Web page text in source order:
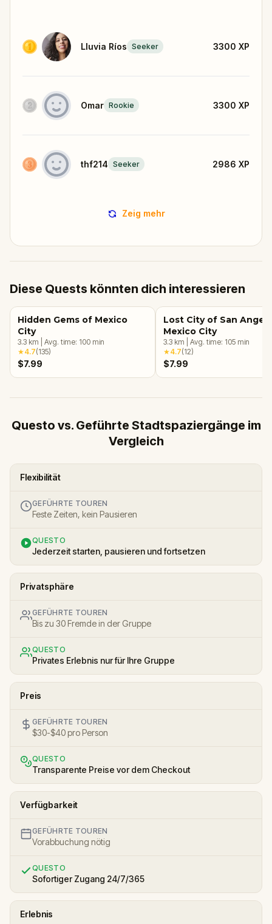
Lluvia Ríos Seeker 3300 XP
Omar Rookie 3300 XP
thf214 Seeker 2986 XP
Zeig mehr
Diese Quests könnten dich interessieren
Hidden Gems of Mexico
City
3.3 km Avg. time: 100 min
★4.7(135)
$7.99
Lost City of San Angel,
Mexico City
3.3 km Avg. time: 105 min
★4.7(12)
$7.99
Questo vs. Geführte Stadtspaziergänge im
Vergleich
Flexibilität
GEFÜHRTE TOUREN
Feste Zeiten, kein Pausieren
QUESTO
Jederzeit starten, pausieren und fortsetzen
Privatsphäre
GEFÜHRTE TOUREN
Bis zu 30 Fremde in der Gruppe
QUESTO
Privates Erlebnis nur für Ihre Gruppe
Preis
GEFÜHRTE TOUREN
$30-$40 pro Person
QUESTO
Transparente Preise vor dem Checkout
Verfügbarkeit
GEFÜHRTE TOUREN
Vorabbuchung nötig
QUESTO
Sofortiger Zugang 24/7/365
Erlebnis